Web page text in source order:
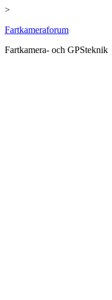
>
Hoppa
innehåll
Fartkameraforum
Fartkamera- och GPSteknik